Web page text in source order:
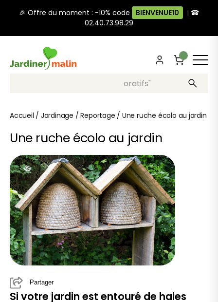
🎉 Offre du moment : -10% code BIENVENUE10 | ☎
02.40.73.98.29
Recherche, ex: "pots décoratifs"
Accueil / Jardinage /Reportage / Une ruche écolo au jardin
Une ruche écolo au jardin
Partager
Si votre jardin est entouré de haies